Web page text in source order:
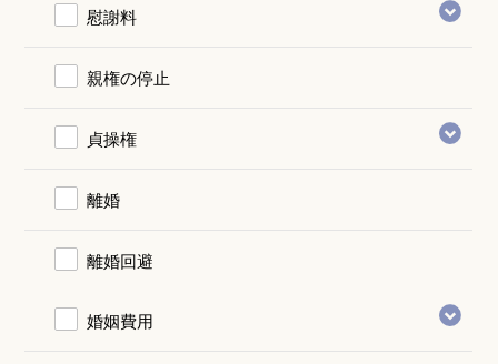
慰謝料
親権の停止
貞操権
離婚
離婚回避
婚姻費用